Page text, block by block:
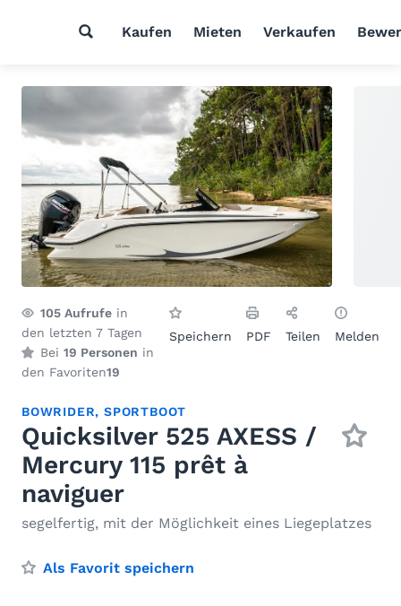
Kaufen Mieten Verkaufen
105 Aufrufe in
den letzten 7 Tagen
Bei 19 Personen in
den Favoriten19
Speichern PDF Teilen Melden
BOWRIDER,SPORTBOOT
Quicksilver 525 AXESS /
Mercury 115 prêt à
naviguer
segelfertig, mit der Möglichkeit eines Liegeplatzes
Als Favorit speichern